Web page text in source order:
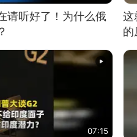
请听好了！为什么俄
这
的
07:15